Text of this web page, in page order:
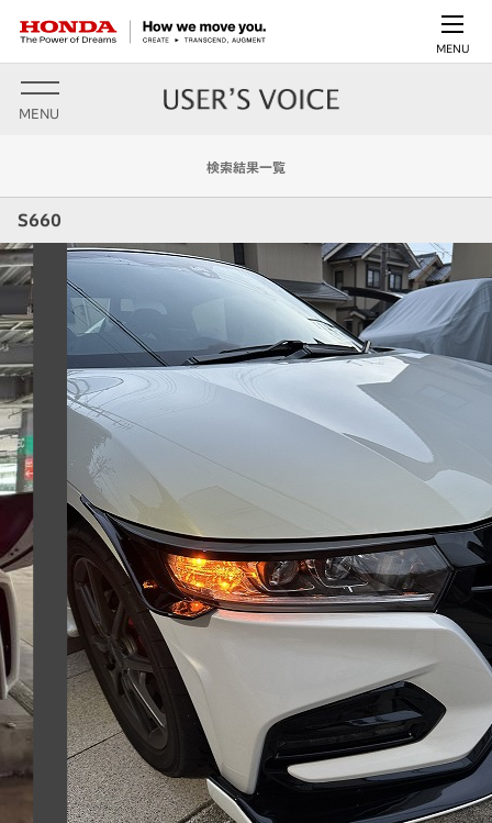
MENU
MENU
検索結果一覧
S660